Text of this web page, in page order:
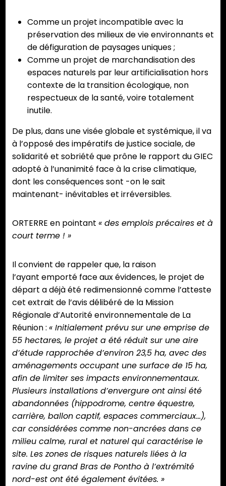
Comme un projet incompatible avec la
préservation des milieux de vie environnants et
de défiguration de paysages uniques ;
Comme un projet de marchandisation des
espaces naturels par leur artificialisation hors
contexte de la transition écologique, non
respectueux de la santé, voire totalement
inutile.
De plus, dans une visée globale et systémique, il va
à l’opposé des impératifs de justice sociale, de
solidarité et sobriété que prône le rapport du GIEC
adopté à l’unanimité face à la crise climatique,
dont les conséquences sont -on le sait
maintenant- inévitables et irréversibles.
ORTERRE en pointant « des emplois précaires et à
court terme ! »
Il convient de rappeler que, la raison
l’ayant emporté face aux évidences, le projet de
départ a déjà été redimensionné comme l’atteste
cet extrait de l’avis délibéré de la Mission
Régionale d’Autorité environnementale de La
Réunion : « Initialement prévu sur une emprise de
55 hectares, le projet a été réduit sur une aire
d’étude rapprochée d’environ 23,5 ha, avec des
aménagements occupant une surface de 15 ha,
afin de limiter ses impacts environnementaux.
Plusieurs installations d’envergure ont ainsi été
abandonnées (hippodrome, centre équestre,
carrière, ballon captif, espaces commerciaux…),
car considérées comme non-ancrées dans ce
milieu calme, rural et naturel qui caractérise le
site. Les zones de risques naturels liées à la
ravine du grand Bras de Pontho à l’extrémité
nord-est ont été également évitées. »